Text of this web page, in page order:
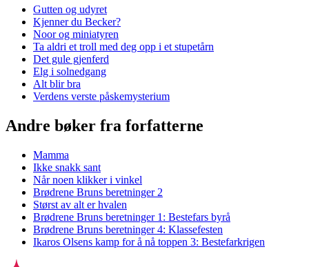
Gutten og udyret
Kjenner du Becker?
Noor og miniatyren
Ta aldri et troll med deg opp i et stupetårn
Det gule gjenferd
Elg i solnedgang
Alt blir bra
Verdens verste påskemysterium
Andre bøker fra forfatterne
Mamma
Ikke snakk sant
Når noen klikker i vinkel
Brødrene Bruns beretninger 2
Størst av alt er hvalen
Brødrene Bruns beretninger 1: Bestefars byrå
Brødrene Bruns beretninger 4: Klassefesten
Ikaros Olsens kamp for å nå toppen 3: Bestefarkrigen